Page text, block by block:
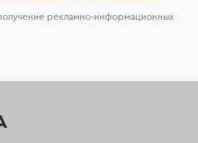
рекламно-информационных